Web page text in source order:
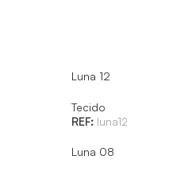
Luna 12
Tecido
REF: luna12
Luna 08